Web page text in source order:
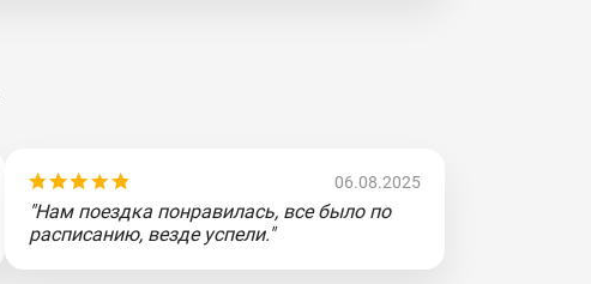
06.08.2025
"Нам поездка понравилась, все было по
расписанию, везде успели."